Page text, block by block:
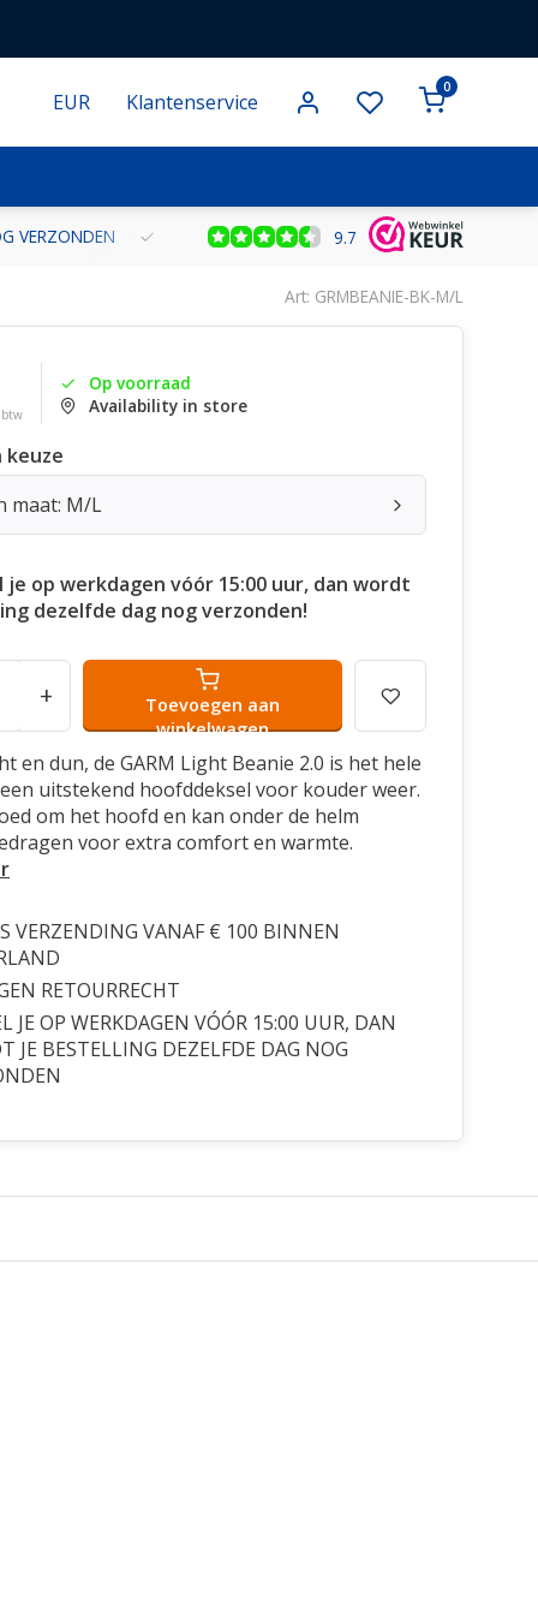
EUR Klantenservice
0
VERZONDEN GRATIS VERZENDING VANAF € 100 BINNEN
9.7
Art: GRMBEANIE-BK-M/L
btw
Op voorraad
Availability in store
keuze
maat: M/L
je op werkdagen vóór 15:00 uur, dan wordt
dezelfde dag nog verzonden!
+
Toevoegen aan
winkelwagen
en dun, de GARM Light Beanie 2.0 is het hele
uitstekend hoofddeksel voor kouder weer.
om het hoofd en kan onder de helm
voor extra comfort en warmte.
VERZENDING VANAF € 100 BINNEN
RETOURRECHT
JE OP WERKDAGEN VÓÓR 15:00 UUR, DAN
JE BESTELLING DEZELFDE DAG NOG